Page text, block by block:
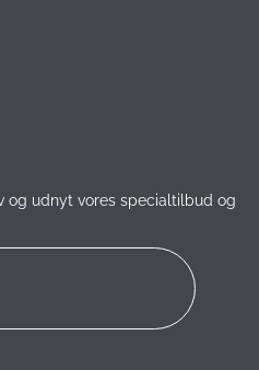
og udnyt vores specialtilbud og